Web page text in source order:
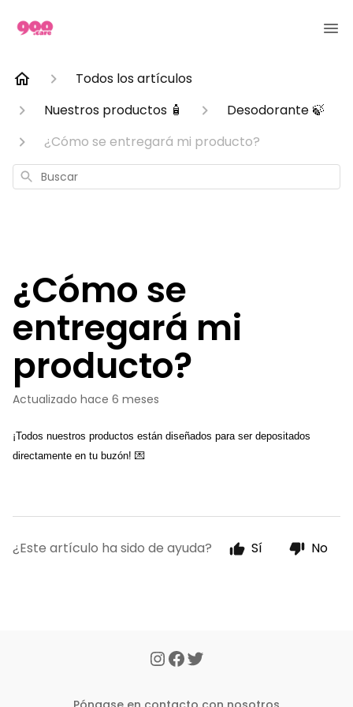
Todos los artículos
Nuestros productos 🧴
Desodorante 🍃
¿Cómo se entregará mi producto?
Buscar
¿Cómo se
entregará mi
producto?
Actualizado hace 6 meses
¡Todos nuestros productos están diseñados para ser depositados
directamente en tu buzón! 💌
¿Este artículo ha sido de ayuda? Sí No